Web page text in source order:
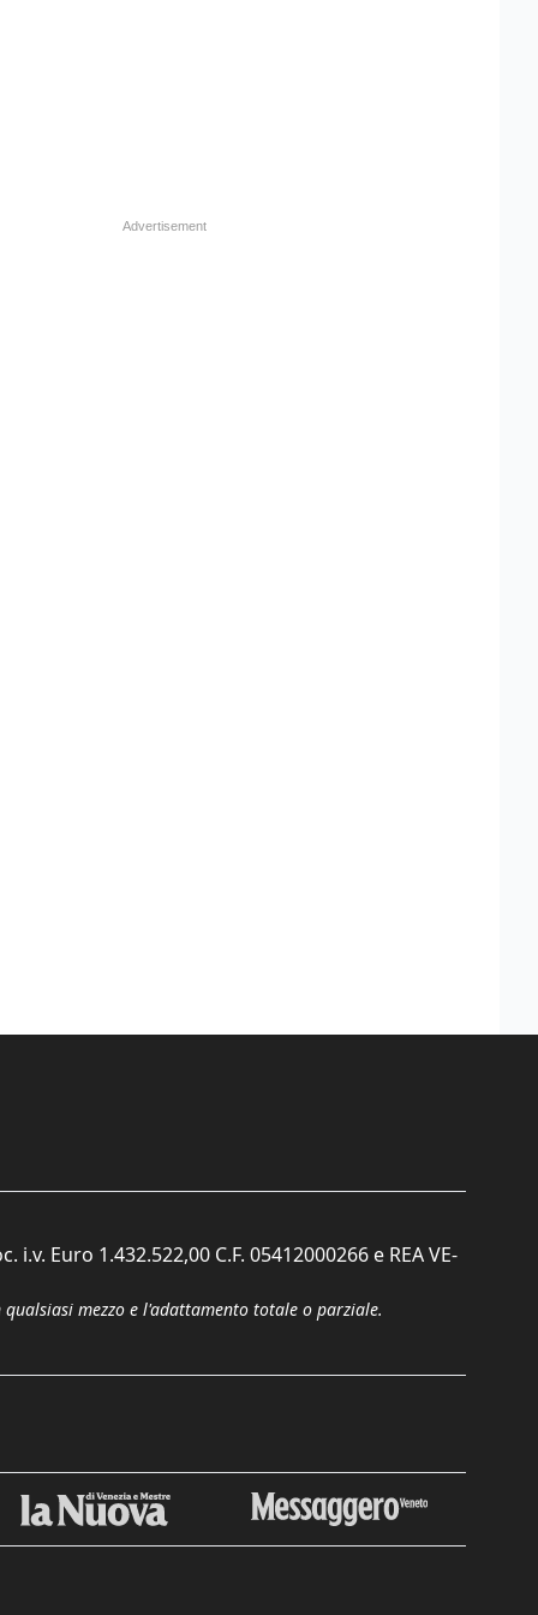
Euro 1.432.522,00 C.F. 05412000266 e REA VE-
mezzo e l'adattamento totale o parziale.